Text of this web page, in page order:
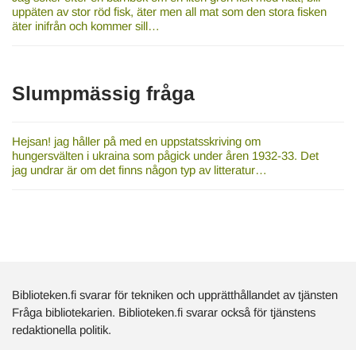
uppäten av stor röd fisk, äter men all mat som den stora fisken
äter inifrån och kommer sill…
Slumpmässig fråga
Hejsan! jag håller på med en uppstatsskriving om
hungersvälten i ukraina som pågick under åren 1932-33. Det
jag undrar är om det finns någon typ av litteratur…
Biblioteken.fi svarar för tekniken och upprätthållandet av tjänsten
Fråga bibliotekarien. Biblioteken.fi svarar också för tjänstens
redaktionella politik.